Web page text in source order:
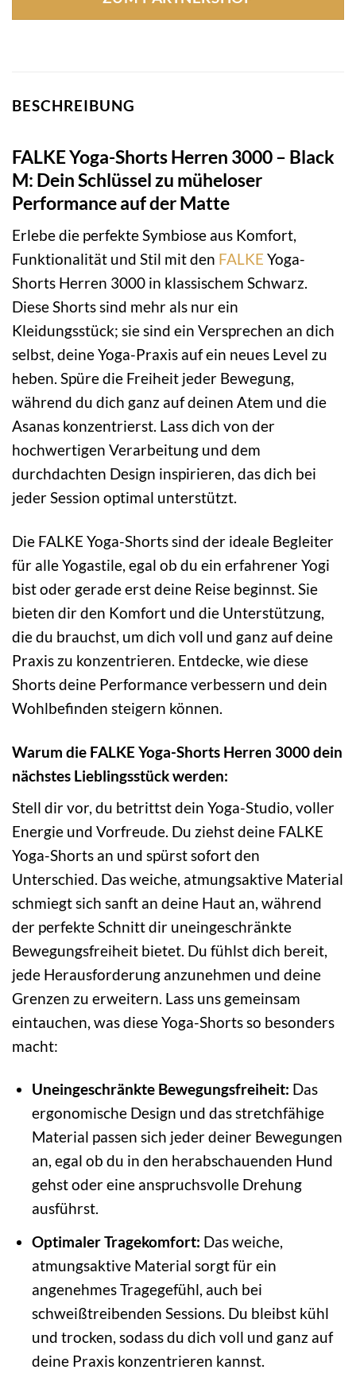
139,99 €123,65 €.
BESCHREIBUNG
FALKE Yoga-Shorts Herren 3000 – Black
M: Dein Schlüssel zu müheloser
Performance auf der Matte
Erlebe die perfekte Symbiose aus Komfort,
Funktionalität und Stil mit den FALKE Yoga-
Shorts Herren 3000 in klassischem Schwarz.
Diese Shorts sind mehr als nur ein
Kleidungsstück; sie sind ein Versprechen an dich
selbst, deine Yoga-Praxis auf ein neues Level zu
heben. Spüre die Freiheit jeder Bewegung,
während du dich ganz auf deinen Atem und die
Asanas konzentrierst. Lass dich von der
hochwertigen Verarbeitung und dem
durchdachten Design inspirieren, das dich bei
jeder Session optimal unterstützt.
Die FALKE Yoga-Shorts sind der ideale Begleiter
für alle Yogastile, egal ob du ein erfahrener Yogi
bist oder gerade erst deine Reise beginnst. Sie
bieten dir den Komfort und die Unterstützung,
die du brauchst, um dich voll und ganz auf deine
Praxis zu konzentrieren. Entdecke, wie diese
Shorts deine Performance verbessern und dein
Wohlbefinden steigern können.
Warum die FALKE Yoga-Shorts Herren 3000 dein
nächstes Lieblingsstück werden:
Stell dir vor, du betrittst dein Yoga-Studio, voller
Energie und Vorfreude. Du ziehst deine FALKE
Yoga-Shorts an und spürst sofort den
Unterschied. Das weiche, atmungsaktive Material
schmiegt sich sanft an deine Haut an, während
der perfekte Schnitt dir uneingeschränkte
Bewegungsfreiheit bietet. Du fühlst dich bereit,
jede Herausforderung anzunehmen und deine
Grenzen zu erweitern. Lass uns gemeinsam
eintauchen, was diese Yoga-Shorts so besonders
macht:
Uneingeschränkte Bewegungsfreiheit: Das
ergonomische Design und das stretchfähige
Material passen sich jeder deiner Bewegungen
an, egal ob du in den herabschauenden Hund
gehst oder eine anspruchsvolle Drehung
ausführst.
Optimaler Tragekomfort: Das weiche,
atmungsaktive Material sorgt für ein
angenehmes Tragegefühl, auch bei
schweißtreibenden Sessions. Du bleibst kühl
und trocken, sodass du dich voll und ganz auf
deine Praxis konzentrieren kannst.